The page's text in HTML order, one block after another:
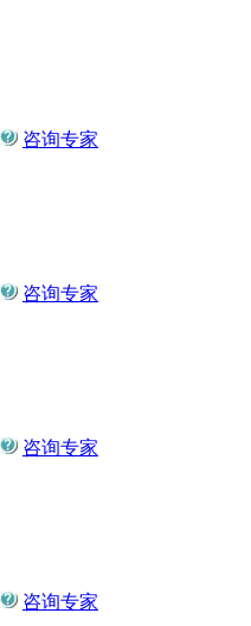
咨询专家
咨询专家
咨询专家
咨询专家